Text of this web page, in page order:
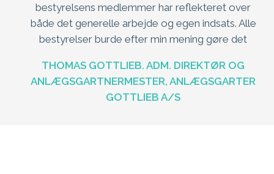
bestyrelsens medlemmer har reflekteret over
både det generelle arbejde og egen indsats. Alle
bestyrelser burde efter min mening gøre det
THOMAS GOTTLIEB. ADM. DIREKTØR OG
ANLÆGSGARTNERMESTER, ANLÆGSGARTER
GOTTLIEB A/S